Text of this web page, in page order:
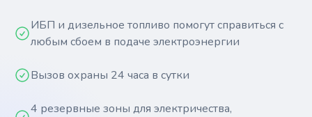
ИБП и дизельное топливо помогут справиться с
любым сбоем в подаче электроэнергии
Вызов охраны 24 часа в сутки
4 резервные зоны для электричества,